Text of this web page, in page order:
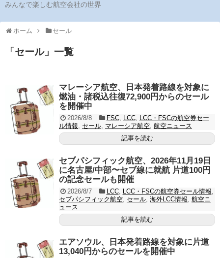
みんなで楽しむ航空会社の世界
ホーム セール
「 セール」 一覧
マレーシア航空、日本発着路線を対象に
燃油・諸税込往復72,900円からのセール
を開催中
2026/8/8 FSC, LCC, LCC・FSCの航空券セー
ル情報, セール, マレーシア航空, 航空ニュース
記事を読む
セブパシフィック航空、2026年11月19日
に名古屋/中部〜セブ線に就航 片道100円
の記念セールも開催
2026/8/7 LCC, LCC・FSCの航空券セール情報,
セブパシフィック航空, セール, 海外LCC情報, 航空ニ
ュース
記事を読む
エアソウル、日本発着路線を対象に片道
13,040円からのセールを開催中